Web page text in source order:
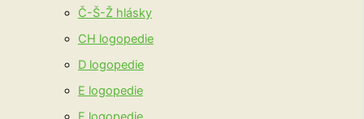
Č-Š-Ž hlásky
CH logopedie
D logopedie
E logopedie